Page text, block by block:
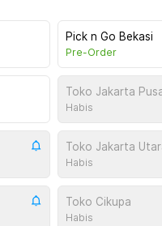
Pick n Go Bekasi
Pre-Order
Toko Jakarta
Habis
Toko Jakarta
Habis
Toko Cikupa
Habis